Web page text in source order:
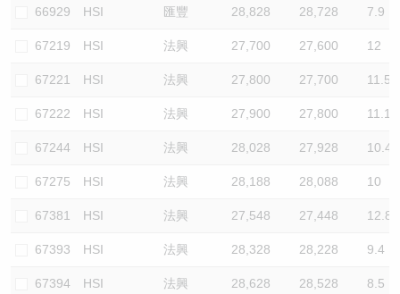
66929 HSI 匯豐 28,828 28,728 7.9
67219 HSI 法興 27,700 27,600 12
67221 HSI 法興 27,800 27,700 11.5
67222 HSI 法興 27,900 27,800 11.1
67244 HSI 法興 28,028 27,928 10.4
67275 HSI 法興 28,188 28,088 10
67381 HSI 法興 27,548 27,448 12.8
67393 HSI 法興 28,328 28,228 9.4
67394 HSI 法興 28,628 28,528 8.5